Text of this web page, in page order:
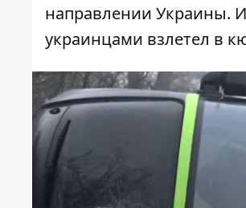
направлении Украины.
украинцами взлетел в